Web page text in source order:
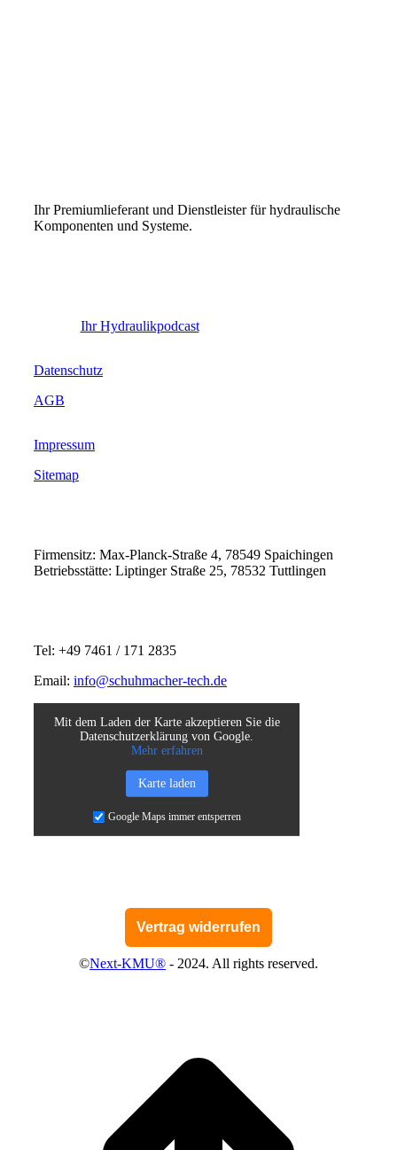
Ihr Premiumlieferant und Dienstleister für hydraulische
Komponenten und Systeme.
Ihr Hydraulikpodcast
Datenschutz
AGB
Impressum
Sitemap
Firmensitz: Max-Planck-Straße 4, 78549 Spaichingen
Betriebsstätte: Liptinger Straße 25, 78532 Tuttlingen
Tel: +49 7461 / 171 2835
Email: info@schuhmacher-tech.de
Mit dem Laden der Karte akzeptieren Sie die
Datenschutzerklärung von Google.
Mehr erfahren
Karte laden
Google Maps immer entsperren
Vertrag widerrufen
©Next-KMU® - 2024. All rights reserved.